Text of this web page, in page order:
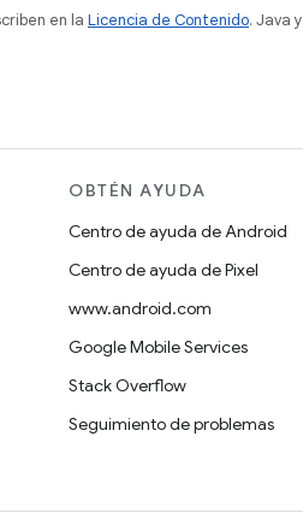
en la Licencia de Contenido. Java y
OBTÉN AYUDA
Centro de ayuda de Android
Centro de ayuda de Pixel
www.android.com
Google Mobile Services
Stack Overflow
Seguimiento de problemas